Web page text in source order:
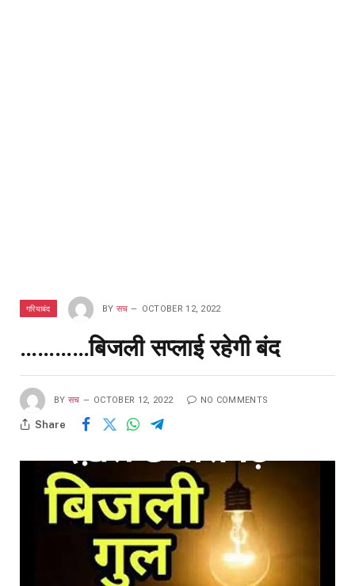
गरियाबंद BY सच OCTOBER 12, 2022
…………बिजली सप्लाई रहेगी बंद
BY सच OCTOBER 12, 2022 NO COMMENTS
Share